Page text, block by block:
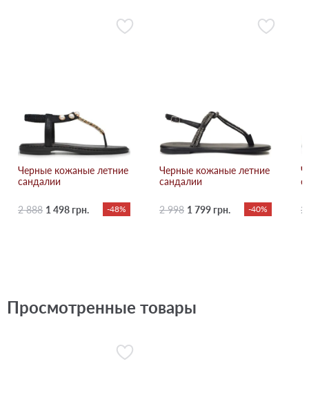
Черные кожаные летние
сандалии
2 888 1 498 грн. -48%
Черные кожаные летние
сандалии
2 998 1 799 грн. -40% 2
Просмотренные товары